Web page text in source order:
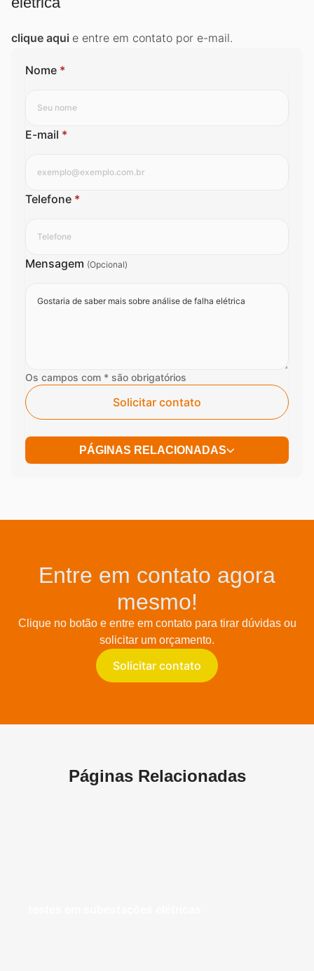
clique aqui e entre em contato por e-mail.
Nome *
E-mail *
Telefone *
Mensagem (Opcional)
Os campos com * são obrigatórios
Solicitar contato
PÁGINAS RELACIONADAS
Entre em contato agora
mesmo!
Clique no botão e entre em contato para tirar dúvidas ou
solicitar um orçamento.
Solicitar contato
Páginas Relacionadas